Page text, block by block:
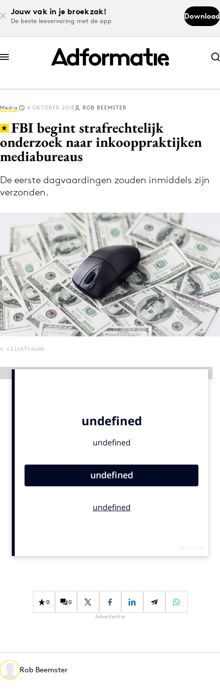
Jouw vak in je broekzak!
De beste leeservaring met de app
Download
Abonneer nu
Abonneer nu
Log in
Download de app
Volg het laatste nieuws via de Adformatie
Nieuws app
Menu
Home
9 sept: GenAI-training
12 nov: MarketingLive!
Adverteren
Events
Opleidingen
Vacatures
Academy
Campagnes
Gedragsverandering
Martech
Media
Media 4 OKTOBER 2018 ROB BEEMSTER
FBI begint strafrechtelijk
onderzoek naar inkooppraktijken
mediabureaus
De eerste dagvaardingen zouden inmiddels zijn
verzonden.
© clickfraude
0 0
Advertentie
Rob Beemster